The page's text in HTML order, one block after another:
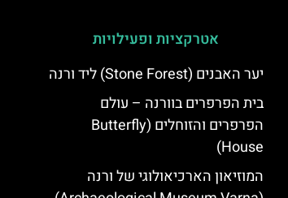
אטרקציות ופעילויות
יער האבנים (Stone Forest) ליד ורנה
בית הפרפרים בוורנה – עולם
הפרפרים והזוחלים (Butterfly
House)
המוזיאון הארכיאולוגי של ורנה